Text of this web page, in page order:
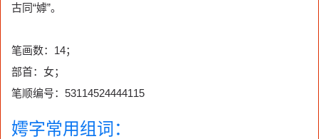
古同“嫭”。
笔画数：14；
部首：女；
笔顺编号：53114524444115
嫮字常用组词：